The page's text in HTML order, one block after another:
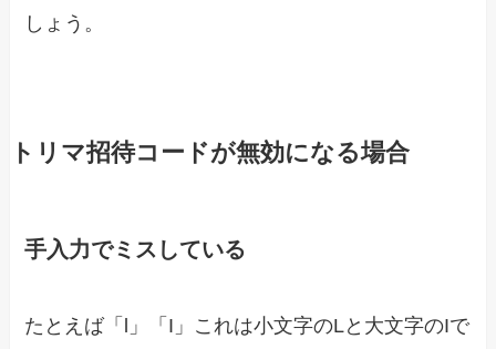
しょう。
トリマ招待コードが無効になる場合
手入力でミスしている
たとえば「l」「I」これは小文字のLと大文字のIで